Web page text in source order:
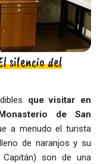
silencio del
que visitar en
de San
a menudo el turista
de naranjos y su
son de una